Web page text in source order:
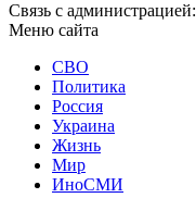
Связь с администрацией:
Меню сайта
СВО
Политика
Россия
Украина
Жизнь
Мир
ИноСМИ